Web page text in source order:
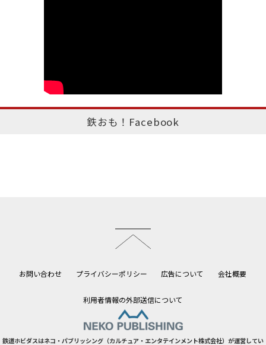
鉄おも！Facebook
お問い合わせ プライバシーポリシー 広告について 会社概要
利用者情報の外部送信について
鉄道ホビダスはネコ・パブリッシング（カルチュア・エンタテインメント株式会社）が運営してい